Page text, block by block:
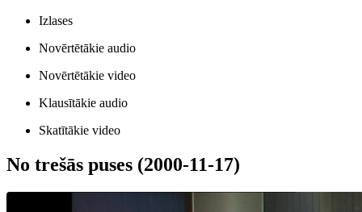
Izlases
Novērtētākie audio
Novērtētākie video
Klausītākie audio
Skatītākie video
No trešās puses (2000-11-17)